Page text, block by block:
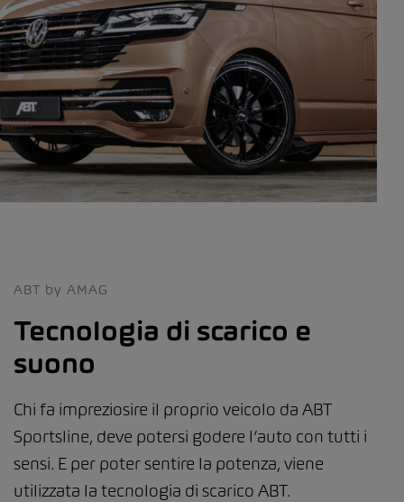
ABT by AMAG
Tecnologia di scarico e
suono
Chi fa impreziosire il proprio veicolo da ABT
Sportsline, deve potersi godere l’auto con tutti i
sensi. E per poter sentire la potenza, viene
utilizzata la tecnologia di scarico ABT.